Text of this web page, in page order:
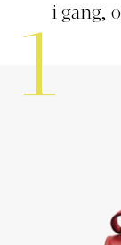
i gang,
1